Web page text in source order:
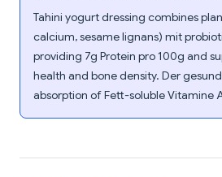
Tahini yogurt dressing combines
calcium, sesame lignans) mit
providing 7g Protein pro 100g and
health and bone density. Der
absorption of Fett-soluble Vitamine